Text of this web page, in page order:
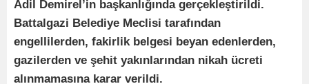
Adil Demirel’in başkanlığında gerçekleştirildi.
Battalgazi Belediye Meclisi tarafından
engellilerden, fakirlik belgesi beyan edenlerden,
gazilerden ve şehit yakınlarından nikah ücreti
alınmamasına karar verildi.